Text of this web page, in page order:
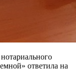
ответила на